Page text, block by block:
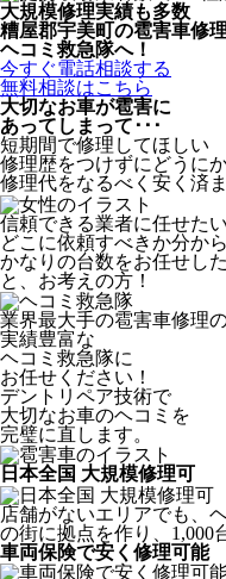
大規模修理実績も多数
糟屋郡宇美町の雹害車修
ヘコミ救急隊へ！
今すぐ電話相談する
無料相談はこちら
大切なお車が雹害に
あってしまって･･･
短期間で修理してほしい
修理歴をつけずにどうに
修理代をなるべく安く済
信頼できる業者に任せたい
どこに依頼すべきか分か
かなりの台数をお任せし
と、お考えの方！
業界最大手の雹害車修理
実績豊富な
ヘコミ救急隊に
お任せください！
デントリペア技術で
大切なお車のヘコミを
完璧に直します。
日本全国 大規模修理可
店舗がないエリアでも、
の街に拠点を作り、1,000
車両保険で安く修理可能